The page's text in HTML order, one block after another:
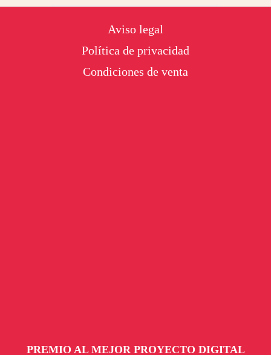
Aviso legal
Política de privacidad
Condiciones de venta
PREMIO AL MEJOR PROYECTO DIGITAL